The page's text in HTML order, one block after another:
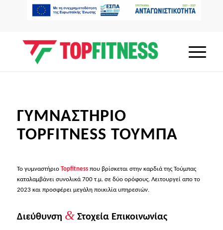
ΓΥΜΝΑΣΤΗΡΙΟ
TOPFITNESS ΤΟΥΜΠΑ
Το γυμναστήριο Topfitnessπου βρίσκεται στην καρδιά της Τούμπας
καταλαμβάνει συνολικά 700 τ.μ. σε δύο ορόφους. Λειτουργεί απο το
2023 και προσφέρει μεγάλη ποικιλία υπηρεσιών.
Διεύθυνση &Στοχεία Επικοινωνίας